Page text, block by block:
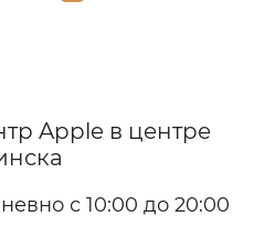
Apple в центре
с 10:00 до 20:00